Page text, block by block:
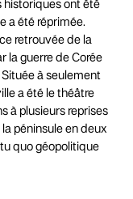
historiques ont été
a été réprimée.
retrouvée de la
la guerre de Corée
Située à seulement
a été le théâtre
à plusieurs reprises
péninsule en deux
quo géopolitique